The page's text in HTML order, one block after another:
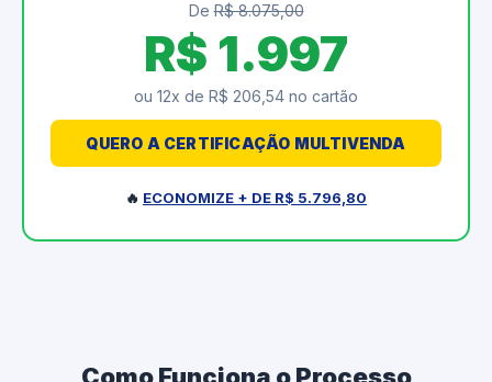
DeR$ 8.075,00
R$ 1.997
ou 12x de R$ 206,54 no cartão
QUERO A CERTIFICAÇÃO MULTIVENDA
🔥 ECONOMIZE + DE R$ 5.796,80